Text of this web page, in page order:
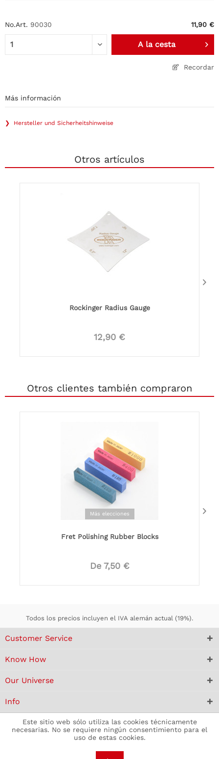
No.Art. 90030 11,90 €
A la cesta
Recordar
Más información
❯ Hersteller und Sicherheitshinweise
Otros artículos
Rockinger Radius Gauge
12,90 €
Otros clientes también compraron
Más elecciones
Fret Polishing Rubber Blocks
De 7,50 €
Todos los precios incluyen el IVA alemán actual (19%).
Customer Service
Know How
Our Universe
Info
Este sitio web sólo utiliza las cookies técnicamente
necesarias. No se requiere ningún consentimiento para el
uso de estas cookies.